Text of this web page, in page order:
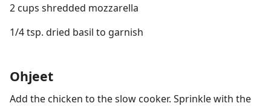
2 cups shredded mozzarella
1/4 tsp. dried basil to garnish
Ohjeet
Add the chicken to the slow cooker. Sprinkle with the